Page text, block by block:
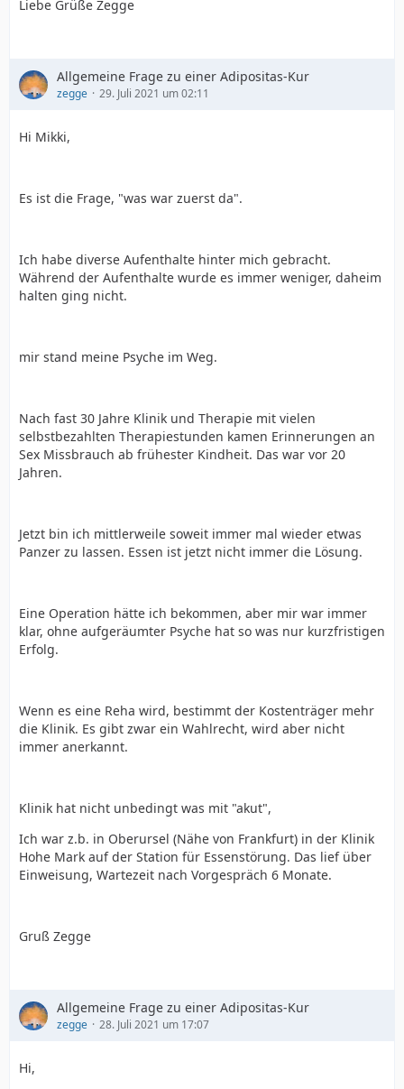
Liebe Grüße Zegge
Allgemeine Frage zu einer Adipositas-Kur
zegge 29. Juli 2021 um 02:11
Hi Mikki,
Es ist die Frage, "was war zuerst da".
Ich habe diverse Aufenthalte hinter mich gebracht.
Während der Aufenthalte wurde es immer weniger, daheim
halten ging nicht.
mir stand meine Psyche im Weg.
Nach fast 30 Jahre Klinik und Therapie mit vielen
selbstbezahlten Therapiestunden kamen Erinnerungen an
Sex Missbrauch ab frühester Kindheit. Das war vor 20
Jahren.
Jetzt bin ich mittlerweile soweit immer mal wieder etwas
Panzer zu lassen. Essen ist jetzt nicht immer die Lösung.
Eine Operation hätte ich bekommen, aber mir war immer
klar, ohne aufgeräumter Psyche hat so was nur kurzfristigen
Erfolg.
Wenn es eine Reha wird, bestimmt der Kostenträger mehr
die Klinik. Es gibt zwar ein Wahlrecht, wird aber nicht
immer anerkannt.
Klinik hat nicht unbedingt was mit "akut",
Ich war z.b. in Oberursel (Nähe von Frankfurt) in der Klinik
Hohe Mark auf der Station für Essenstörung. Das lief über
Einweisung, Wartezeit nach Vorgespräch 6 Monate.
Gruß Zegge
Allgemeine Frage zu einer Adipositas-Kur
zegge 28. Juli 2021 um 17:07
Hi,